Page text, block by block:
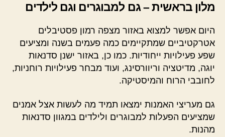
מלון בראשית – גם למבוגרים וגם לילדים
היום אפשר למצוא באזור מצפה רמון פסטיבלים
אטרקטיביים שמתקיימים כמה פעמים בשנה ומציעים
שפע פעילויות ייחודיות. כמו כן, באזור ישנן סדנאות
יוגה, מדיטציה וריוורסינג, ועוד מבחר פעילויות רוחניות,
לחובבי הרוח והמיסטיקה.
גם מעריצי האמנות ימצאו תמיד מה לעשות אצל אמנים
שמציעים הפעלות למבוגרים ולילדים במגוון סדנאות
מהנות.